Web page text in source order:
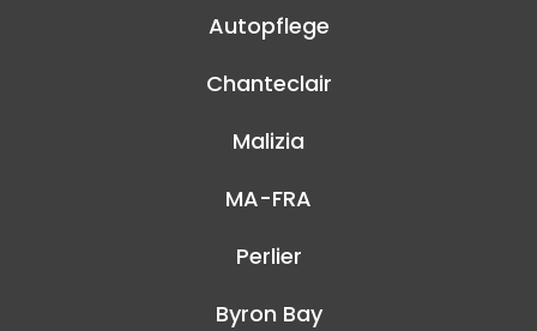
Autopflege
Chanteclair
Malizia
MA-FRA
Perlier
Byron Bay